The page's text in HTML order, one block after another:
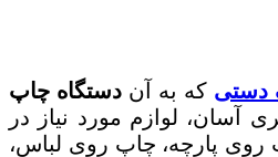
دستی که به آندستگاه چاپ
بهمراه یادگیری آسان، لوازم مورد نیاز در
پارچه، چاپ روی لباس،